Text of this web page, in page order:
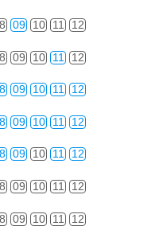
09 10 11 12
09 10 11 12
09 10 11 12
09 10 11 12
09 10 11 12
09 10 11 12
09 10 11 12